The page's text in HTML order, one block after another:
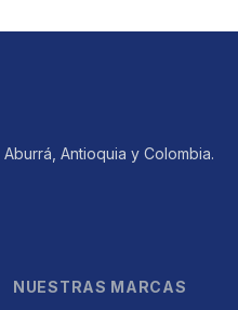
Antioquia y Colombia.
NUESTRAS MARCAS